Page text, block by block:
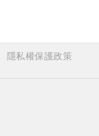
隱私權保護政策